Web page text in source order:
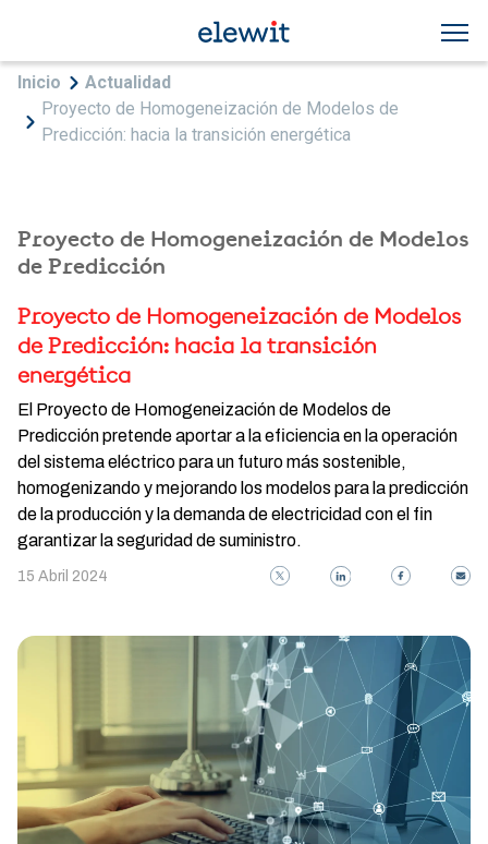
Sobrescribir enlaces de ayuda a la
Inicio
Actualidad
Proyecto de Homogeneización de Modelos de
Predicción: hacia la transición energética
Proyecto de Homogeneización de Modelos
de Predicción
Proyecto de Homogeneización de Modelos
de Predicción: hacia la transición
energética
El Proyecto de Homogeneización de Modelos de
Predicción pretende aportar a la eficiencia en la operación
del sistema eléctrico para un futuro más sostenible,
homogenizando y mejorando los modelos para la predicción
de la producción y la demanda de electricidad con el fin
garantizar la seguridad de suministro.
15 Abril 2024